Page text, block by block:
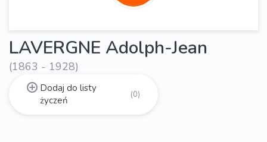
LAVERGNE Adolph-Jean
(1863 - 1928)
Dodaj do listy
życzeń
(0)